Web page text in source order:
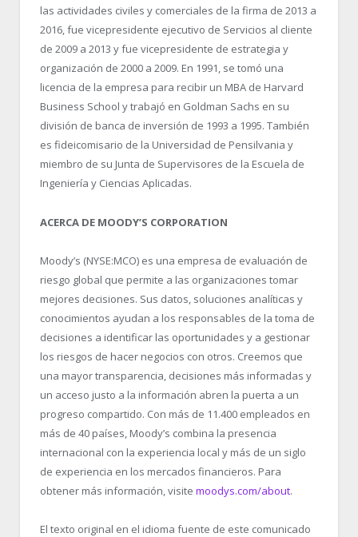
las actividades civiles y comerciales de la firma de 2013 a
2016, fue vicepresidente ejecutivo de Servicios al cliente
de 2009 a 2013 y fue vicepresidente de estrategia y
organización de 2000 a 2009. En 1991, se tomó una
licencia de la empresa para recibir un MBA de Harvard
Business School y trabajó en Goldman Sachs en su
división de banca de inversión de 1993 a 1995. También
es fideicomisario de la Universidad de Pensilvania y
miembro de su Junta de Supervisores de la Escuela de
Ingeniería y Ciencias Aplicadas.
ACERCA DE MOODY’S CORPORATION
Moody’s (NYSE:MCO) es una empresa de evaluación de
riesgo global que permite a las organizaciones tomar
mejores decisiones. Sus datos, soluciones analíticas y
conocimientos ayudan a los responsables de la toma de
decisiones a identificar las oportunidades y a gestionar
los riesgos de hacer negocios con otros. Creemos que
una mayor transparencia, decisiones más informadas y
un acceso justo a la información abren la puerta a un
progreso compartido. Con más de 11.400 empleados en
más de 40 países, Moody’s combina la presencia
internacional con la experiencia local y más de un siglo
de experiencia en los mercados financieros. Para
obtener más información, visite moodys.com/about.
El texto original en el idioma fuente de este comunicado